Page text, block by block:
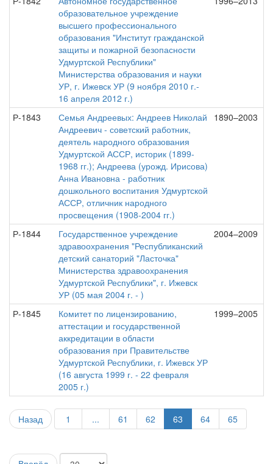
образовательное учреждение
высшего профессионального
образования "Институт гражданской
защиты и пожарной безопасности
Удмуртской Республики"
Министерства образования и науки
УР, г. Ижевск УР (9 ноября 2010 г.-
16 апреля 2012 г.)
Р-1843
Семья Андреевых: Андреев Николай
Андреевич - советский работник,
деятель народного образования
Удмуртской АССР, историк (1899-
1968 гг.); Андреева (урожд. Ирисова)
Анна Ивановна - работник
дошкольного воспитания Удмуртской
АССР, отличник народного
просвещения (1908-2004 гг.)
1890–2003
Р-1844
Государственное учреждение
здравоохранения "Республиканский
детский санаторий "Ласточка"
Министерства здравоохранения
Удмуртской Республики", г. Ижевск
УР (05 мая 2004 г. - )
2004–2009
Р-1845
Комитет по лицензированию,
аттестации и государственной
аккредитации в области
образования при Правительстве
Удмуртской Республики, г. Ижевск УР
(16 августа 1999 г. - 22 февраля
2005 г.)
1999–2005
Назад 1 ... 61 62 63 64 65